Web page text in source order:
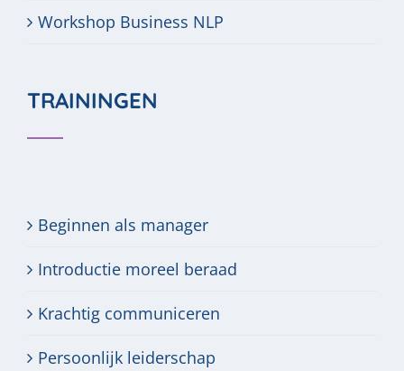
Workshop Business NLP
TRAININGEN
Beginnen als manager
Introductie moreel beraad
Krachtig communiceren
Persoonlijk leiderschap